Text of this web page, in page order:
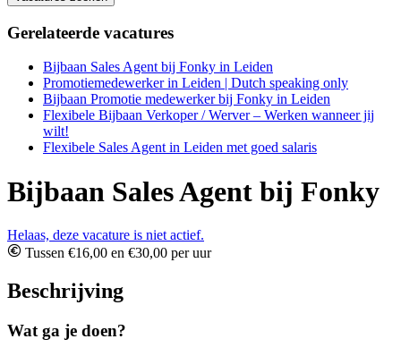
Gerelateerde vacatures
Bijbaan Sales Agent bij Fonky in Leiden
Promotiemedewerker in Leiden | Dutch speaking only
Bijbaan Promotie medewerker bij Fonky in Leiden
Flexibele Bijbaan Verkoper / Werver – Werken wanneer jij
wilt!
Flexibele Sales Agent in Leiden met goed salaris
Bijbaan Sales Agent bij Fonky
Helaas, deze vacature is niet actief.
Tussen €16,00 en €30,00 per uur
Beschrijving
Wat ga je doen?